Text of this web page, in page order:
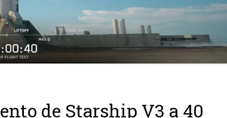
de Starship V3 a 40